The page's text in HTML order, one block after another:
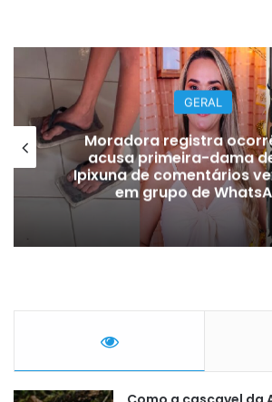
GERAL
Moradora registra
acusa primeira-dama
Ipixuna de comentários
em grupo de